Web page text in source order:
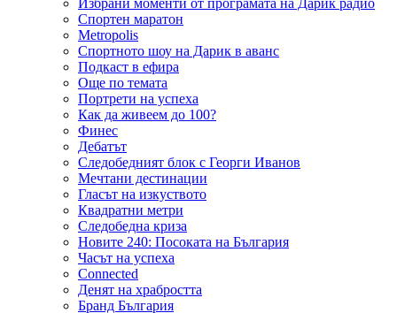
Избрани моменти от програмата на Дарик радио
Спортен маратон
Metropolis
Спортното шоу на Дарик в аванс
Подкаст в ефира
Още по темата
Портрети на успеха
Как да живеем до 100?
Финес
Дебатът
Следобедният блок с Георги Иванов
Мечтани дестинации
Гласът на изкуството
Квадратни метри
Следобедна криза
Новите 240: Посоката на България
Часът на успеха
Connected
Денят на храбростта
Бранд България